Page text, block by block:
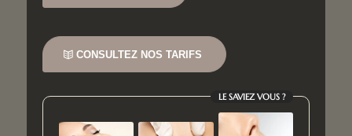
CONSULTEZ NOS TARIFS
LE SAVIEZ VOUS ?